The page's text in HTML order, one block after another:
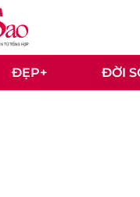
ĐẸP+ ĐỜI